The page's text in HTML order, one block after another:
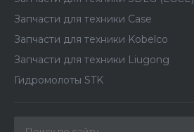
Запчасти для техники Case
Запчасти для техники Kobelco
Запчасти для техники Liugong
Гидромолоты STK